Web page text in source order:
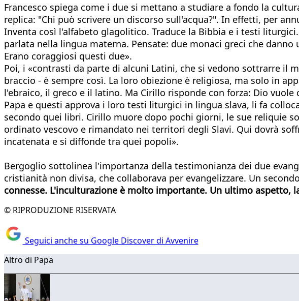
Francesco spiega come i due si mettano a studiare a fondo la
replica: "Chi può scrivere un discorso sull'acqua?". In effetti, per
Inventa così l'alfabeto glagolitico. Traduce la Bibbia e i testi
parlata nella lingua materna. Pensate: due monaci greci che
Erano coraggiosi questi due».
Poi, i «contrasti da parte di alcuni Latini, che si vedono sottrarre il
braccio - è sempre così. La loro obiezione è religiosa, ma solo in
l'ebraico, il greco e il latino. Ma Cirillo risponde con forza: Dio
Papa e questi approva i loro testi liturgici in lingua slava, li fa
secondo quei libri. Cirillo muore dopo pochi giorni, le sue reliquie
ordinato vescovo e rimandato nei territori degli Slavi. Qui dovrà
incatenata e si diffonde tra quei popoli».
Bergoglio sottolinea l'importanza della testimonianza dei due
cristianità non divisa, che collaborava per evangelizzare. Un
connesse. L'inculturazione è molto importante. Un ultimo aspetto,
© RIPRODUZIONE RISERVATA
Seguici anche su Google Discover di Avvenire
Altro di Papa